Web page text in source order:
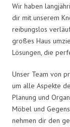
Wir haben
dir mit unserem
reibungslos
großes Haus
Lösungen, die
Unser Team von
um alle Aspekte
Planung und
Möbel und
nehmen dir den